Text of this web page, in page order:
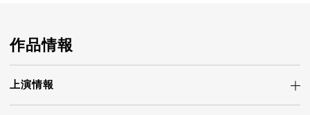
作品情報
上演情報